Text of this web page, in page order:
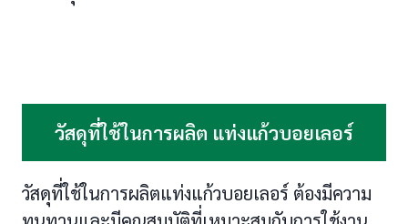
วัสดุที่ใช้ในการผลิต แท่งแก้วบอยเลอร์
วัสดุที่ใช้ในการผลิตแท่งแก้วบอยเลอร์ ต้องมีความ